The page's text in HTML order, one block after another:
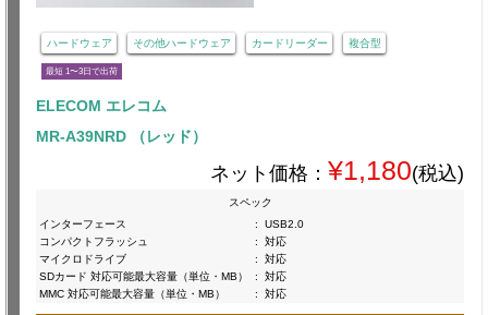
ハードウェア その他ハードウェア カードリーダー 複合型
最短 1〜3日で出荷
ELECOM エレコム
MR-A39NRD （レッド）
ネット価格： ¥1,180(税込)
スペック
インターフェース
:
USB2.0
コンパクトフラッシュ
:
対応
マイクロドライブ
:
対応
SDカード 対応可能最大容量（単位・MB）
:
対応
MMC 対応可能最大容量（単位・MB）
: 対応